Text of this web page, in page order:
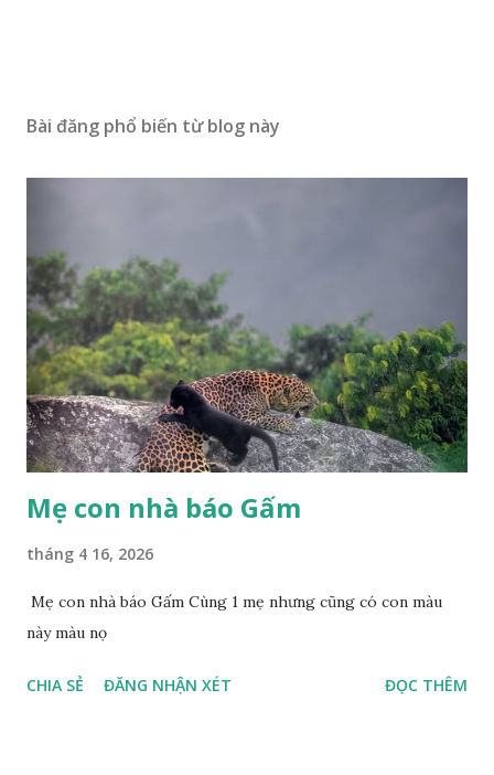
Bài đăng phổ biến từ blog này
Mẹ con nhà báo Gấm
tháng 4 16, 2026
Mẹ con nhà báo Gấm Cùng 1 mẹ nhưng cũng có con màu
này màu nọ
CHIA SẺ ĐĂNG NHẬN XÉT ĐỌC THÊM